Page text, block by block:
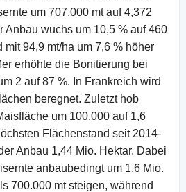
um 707.000 mt auf 4,372
Anbau wuchs um 10,5 % auf 460
mit 94,9 mt/ha um 7,6 % höher
erhöhte die Bonitierung bei
2 auf 87 %. In Frankreich wird
beregnet. Zuletzt hob
um 100.000 auf 1,6
Flächenstand seit 2014-
Anbau 1,44 Mio. Hektar. Dabei
anbaubedingt um 1,6 Mio.
700.000 mt steigen, während